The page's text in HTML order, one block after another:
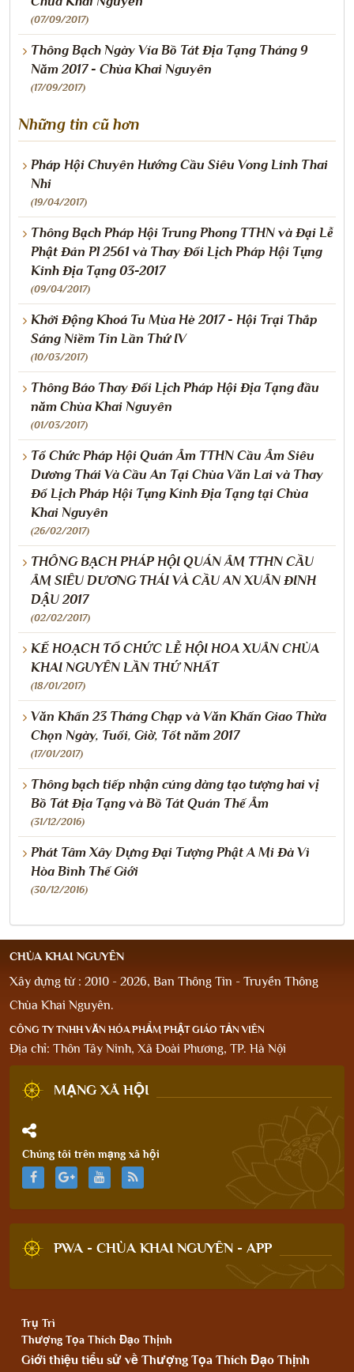
(07/09/2017)
Thông Bạch Ngày Vía Bồ Tát Địa Tạng Tháng 9
Năm 2017 - Chùa Khai Nguyên
(17/09/2017)
Những tin cũ hơn
Pháp Hội Chuyên Hướng Cầu Siêu Vong Linh Thai
Nhi
(19/04/2017)
Thông Bạch Pháp Hội Trung Phong TTHN và Đại Lễ
Phật Đản Pl 2561 và Thay Đổi Lịch Pháp Hội Tụng
Kinh Địa Tạng 03-2017
(09/04/2017)
Khởi Động Khoá Tu Mùa Hè 2017 - Hội Trại Thắp
Sáng Niềm Tin Lần Thứ IV
(10/03/2017)
Thông Báo Thay Đổi Lịch Pháp Hội Địa Tạng đầu
năm Chùa Khai Nguyên
(01/03/2017)
Tổ Chức Pháp Hội Quán Âm TTHN Cầu Âm Siêu
Dương Thái Và Cầu An Tại Chùa Văn Lai và Thay
Đổ Lịch Pháp Hội Tụng Kinh Địa Tạng tại Chùa
Khai Nguyên
(26/02/2017)
THÔNG BẠCH PHÁP HỘI QUÁN ÂM TTHN CẦU
ÂM SIÊU DƯƠNG THÁI VÀ CẦU AN XUÂN ĐINH
DẬU 2017
(02/02/2017)
KẾ HOẠCH TỔ CHỨC LỄ HỘI HOA XUÂN CHÙA
KHAI NGUYÊN LẦN THỨ NHẤT
(18/01/2017)
Văn Khấn 23 Tháng Chạp và Văn Khấn Giao Thừa
Chọn Ngày, Tuổi, Giờ, Tốt năm 2017
(17/01/2017)
Thông bạch tiếp nhận cúng dàng tạo tượng hai vị
Bồ Tát Địa Tạng và Bồ Tát Quán Thế Âm
(31/12/2016)
Phát Tâm Xây Dựng Đại Tượng Phật A Mi Đà Vì
Hòa Bình Thế Giới
(30/12/2016)
CHÙA KHAI NGUYÊN
Xây dựng từ : 2010 - 2026, Ban Thông Tin - Truyền Thông
Chùa Khai Nguyên.
CÔNG TY TNHH VĂN HÓA PHẨM PHẬT GIÁO TẢN VIÊN
Địa chỉ: Thôn Tây Ninh, Xã Đoài Phương, TP. Hà Nội
MẠNG XÃ HỘI
Chúng tôi trên mạng xã hội
PWA - CHÙA KHAI NGUYÊN - APP
Trụ Trì
Thượng Tọa Thích Đạo Thịnh
Giới thiệu tiểu sử về Thượng Tọa Thích Đạo Thịnh